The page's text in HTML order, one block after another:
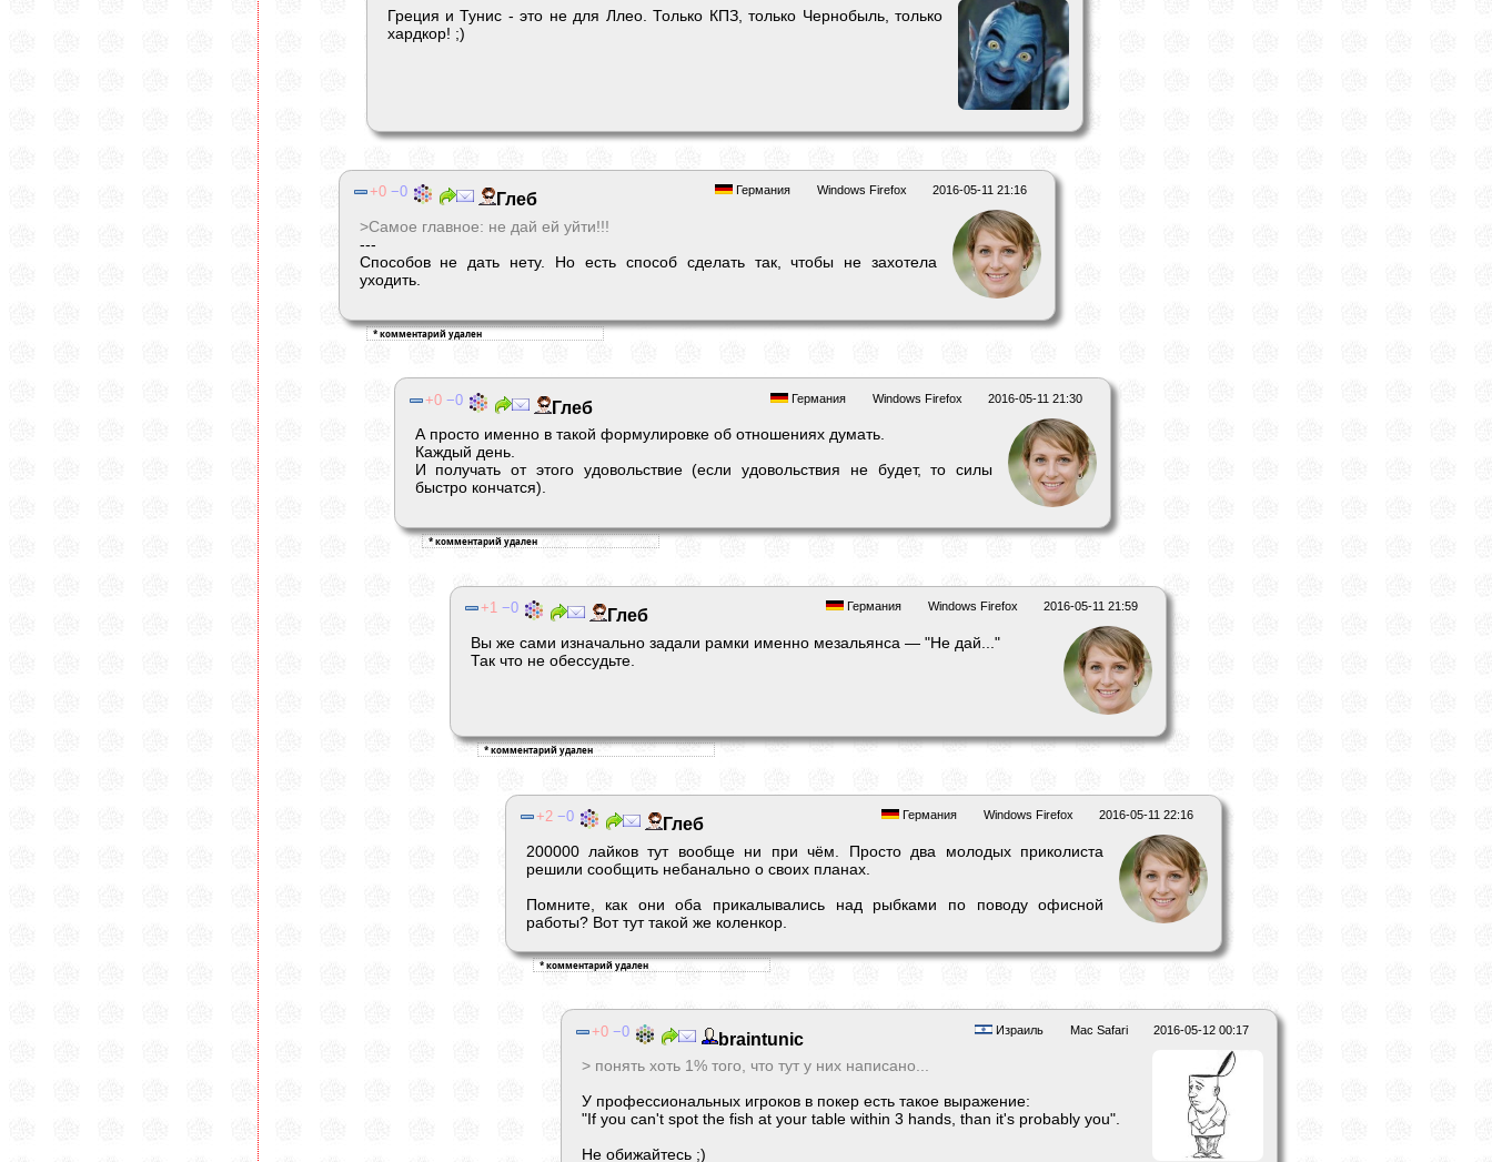
Греция и Тунис - это не для Ллео. Только КПЗ, только Чернобыль, только
хардкор! ;)
2016-05-11 21:16
Windows Firefox
Германия
0 0 Глeб
>Самое главное: не дай ей уйти!!!
---
Способов не дать нету. Но есть способ сделать так, чтобы не захотела
уходить.
2016-05-11 21:30
Windows Firefox
Германия
0 0 Глeб
А просто именно в такой формулировке об отношениях думать.
Каждый день.
И получать от этого удовольствие (если удовольствия не будет, то силы
быстро кончатся).
2016-05-11 21:59
Windows Firefox
Германия
1 0 Глeб
Вы же сами изначально задали рамки именно мезальянса — "Не дай..."
Так что не обессудьте.
2016-05-11 22:16
Windows Firefox
Германия
2 0 Глeб
200000 лайков тут вообще ни при чём. Просто два молодых приколиста
решили сообщить небанально о своих планах.
Помните, как они оба прикалывались над рыбками по поводу офисной
работы? Вот тут такой же коленкор.
2016-05-12 00:17
Mac Safari
Израиль
0 0 braintunic
> понять хоть 1% того, что тут у них написано...
У профессиональных игроков в покер есть такое выражение:
"If you can't spot the fish at your table within 3 hands, than it's probably you".
Не обижайтесь ;)